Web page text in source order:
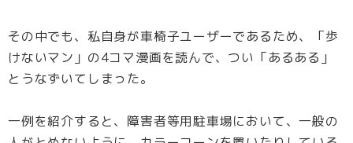
その中でも、私自身が車椅子ユーザーであるため、「歩
けないマン」の4コマ漫画を読んで、つい「あるある」
とうなずいてしまった。
一例を紹介すると、障害者等用駐車場において、一般の